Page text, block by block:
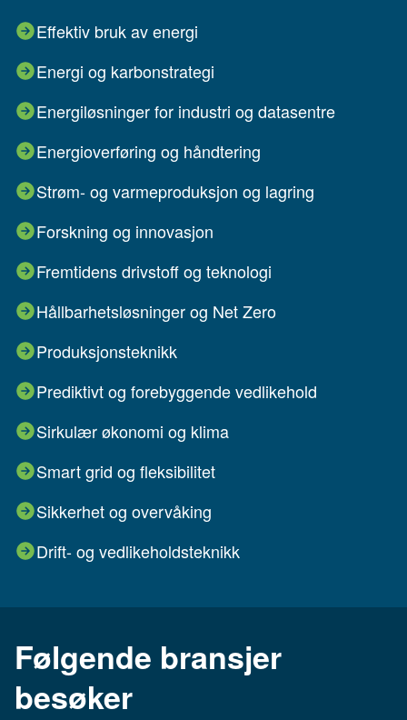
Effektiv bruk av energi
Energi og karbonstrategi
Energiløsninger for industri og datasentre
Energioverføring og håndtering
Strøm- og varmeproduksjon og lagring
Forskning og innovasjon
Fremtidens drivstoff og teknologi
Hållbarhetsløsninger og Net Zero
Produksjonsteknikk
Prediktivt og forebyggende vedlikehold
Sirkulær økonomi og klima
Smart grid og fleksibilitet
Sikkerhet og overvåking
Drift- og vedlikeholdsteknikk
Følgende bransjer
besøker